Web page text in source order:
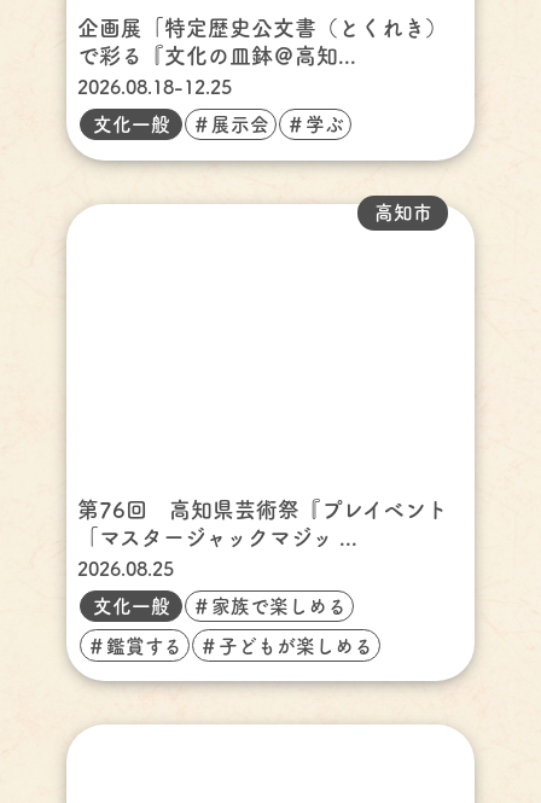
企画展「特定歴史公文書（とくれき）
で彩る『文化の皿鉢＠高知...
2026.08.18-12.25
文化一般
＃展示会 ＃学ぶ
第76回 高知県芸術祭『プレイベント
「マスタージャックマジッ ...
高知市
2026.08.25
文化一般
＃家族で楽しめる
＃鑑賞する ＃子どもが楽しめる